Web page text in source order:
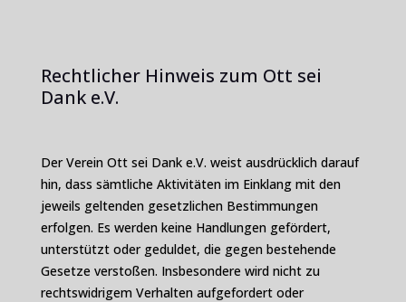
Rechtlicher Hinweis zum Ott sei
Dank e.V.
Der Verein Ott sei Dank e.V. weist ausdrücklich darauf
hin, dass sämtliche Aktivitäten im Einklang mit den
jeweils geltenden gesetzlichen Bestimmungen
erfolgen. Es werden keine Handlungen gefördert,
unterstützt oder geduldet, die gegen bestehende
Gesetze verstoßen. Insbesondere wird nicht zu
rechtswidrigem Verhalten aufgefordert oder